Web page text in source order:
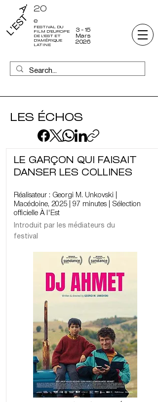
FESTIVAL DU
FILM D'EUROPE
DE L'EST ET
D'AMÉRIQUE
LATINE
20
e
3 - 15
Mars
2026
LES ÉCHOS
LE GARÇON QUI FAISAIT
DANSER LES COLLINES
Réalisateur : Georgi M. Unkovski |
Macédoine, 2025 | 97 minutes | Sélection
officielle À l'Est
Introduit par les médiateurs du
festival